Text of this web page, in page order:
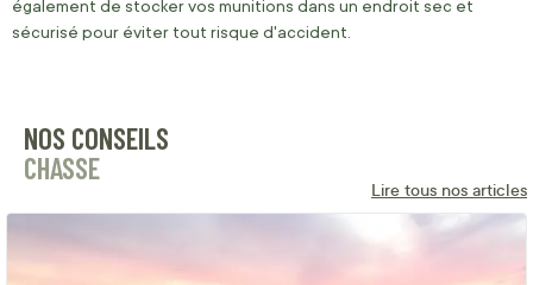
également de stocker vos munitions dans un endroit sec et
sécurisé pour éviter tout risque d'accident.
NOS CONSEILS
CHASSE
Lire tous nos articles